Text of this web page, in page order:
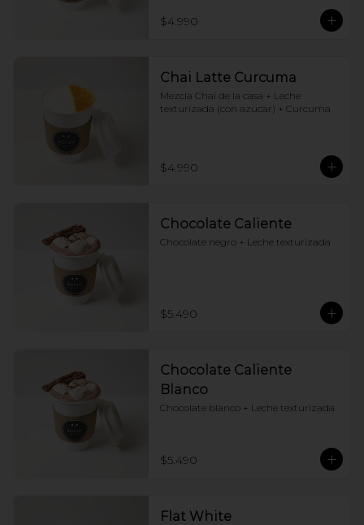
$4.990
Chai Latte Curcuma
Mezcla Chai de la casa + Leche
texturizada (con azucar) + Curcuma
$4.990
Chocolate Caliente
Chocolate negro + Leche texturizada
$5.490
Chocolate Caliente
Blanco
Chocolate blanco + Leche texturizada
$5.490
Flat White